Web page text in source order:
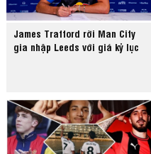
James Trafford rời Man City
gia nhập Leeds với giá kỷ lục